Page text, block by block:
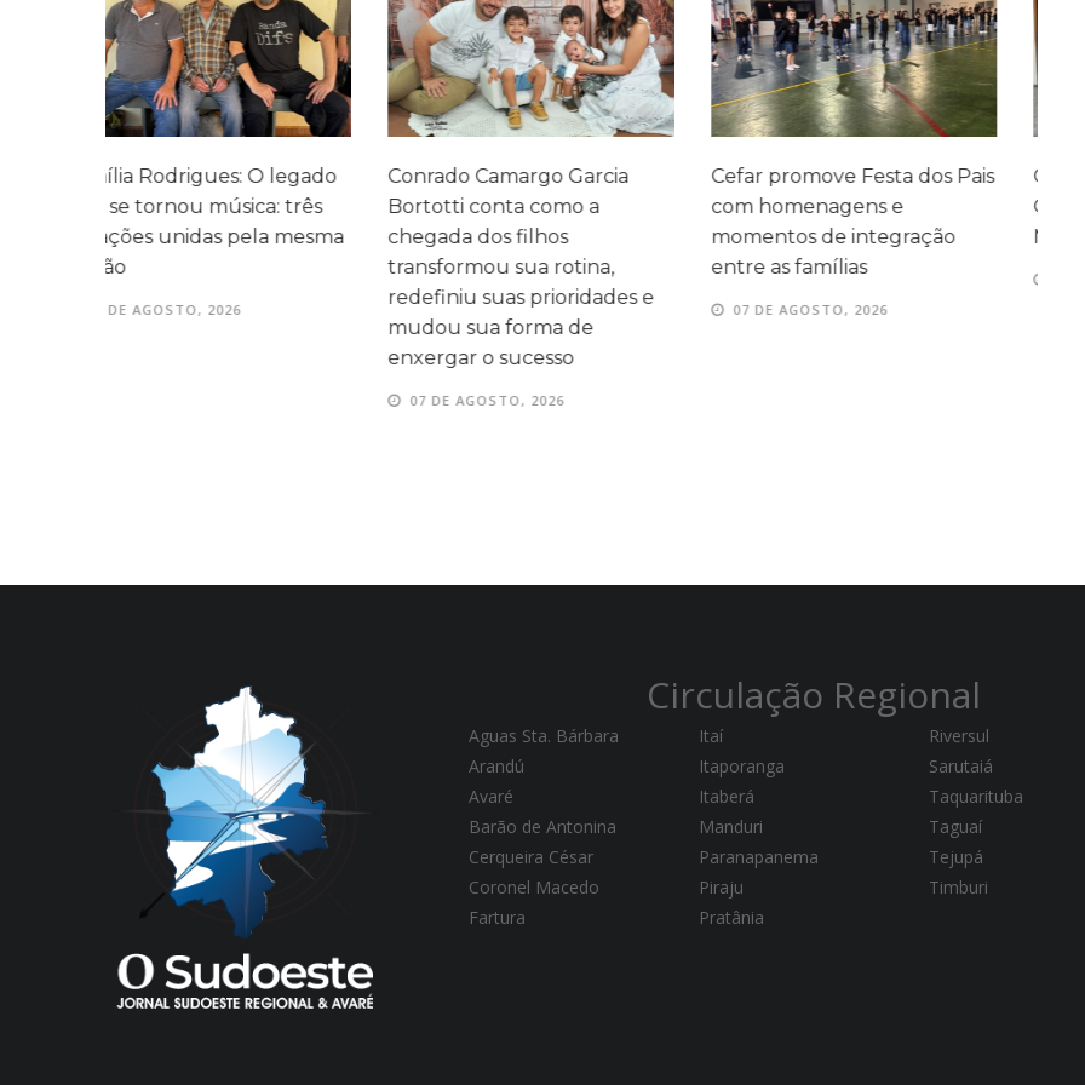
Conrado Camargo Garcia
Bortotti conta como a
chegada dos filhos
transformou sua rotina,
Cefar promove Festa dos Pais
com homenagens e
momentos de integração
entre as famílias
07 DE AGOSTO, 2026
Cefar conquista medalhas na
Olimpíada Canguru de
Matemática
07 DE AGOSTO, 2026
Circulação Regional
Aguas Sta. Bárbara
Arandú
Avaré
Barão de Antonina
Cerqueira César
Coronel Macedo
Fartura
Itaí
Itaporanga
Itaberá
Manduri
Paranapanema
Piraju
Pratânia
Riversul
Sarutaiá
Taquarituba
Taguaí
Tejupá
Timburi